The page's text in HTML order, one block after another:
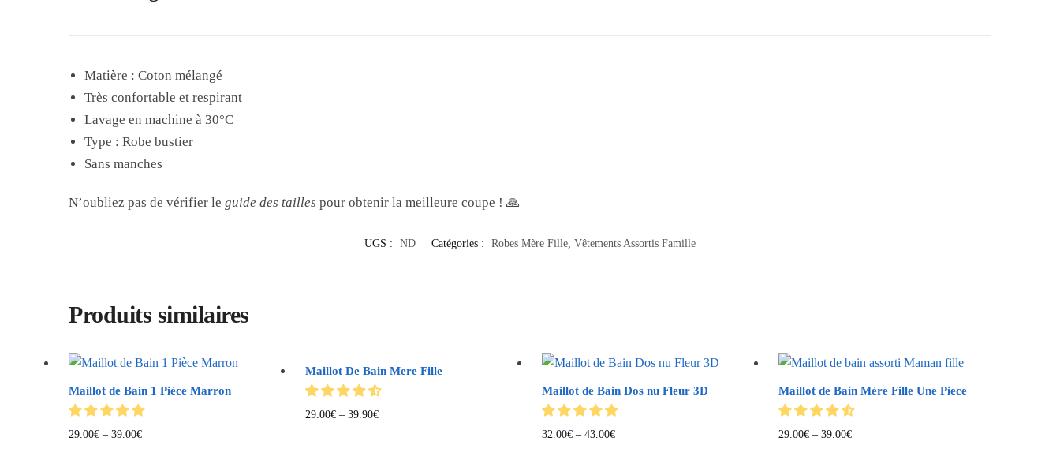
Matière : Coton mélangé
Très confortable et respirant
Lavage en machine à 30°C
Type : Robe bustier
Sans manches
N’oubliez pas de vérifier leguide des tailles pour obtenir la meilleure coupe ! 🙏
UGS : ND Catégories : Robes Mère Fille Vêtements Assortis Famille
Produits similaires
Maillot de Bain 1 Pièce Marron
29.00€ –39.00€
Maillot De Bain Mere Fille
29.00€ – 39.90€
Maillot de Bain Dos nu Fleur 3D
32.00€– 43.00€
Maillot de Bain Mère Fille Une Piece
29.00€– 39.00€